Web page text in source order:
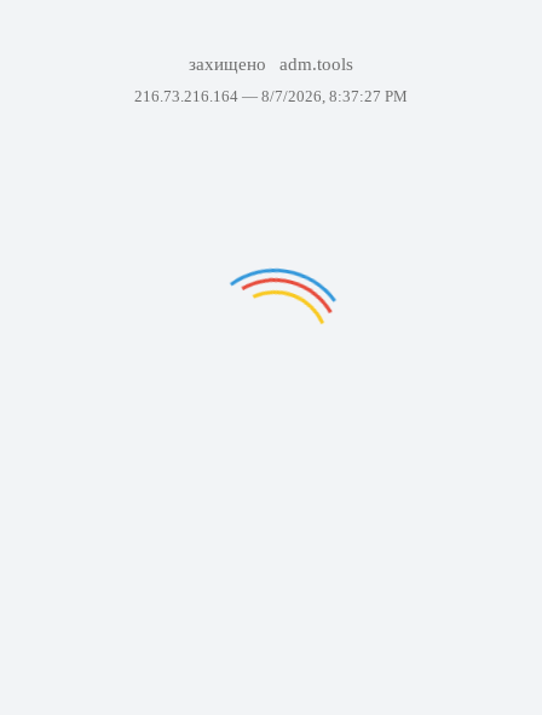
захищено adm.tools
216.73.216.164 — 8/7/2026, 8:37:27 PM